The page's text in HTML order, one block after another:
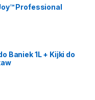
Professional
Baniek 1L + Kijki do